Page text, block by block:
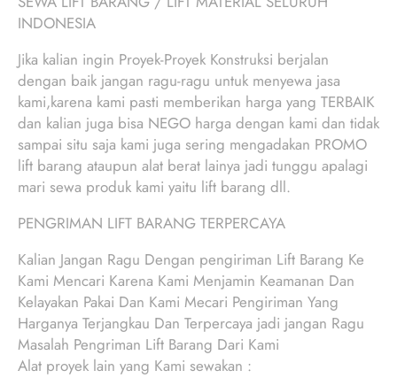
INDONESIA
Jika kalian ingin Proyek-Proyek Konstruksi berjalan
dengan baik jangan ragu-ragu untuk menyewa jasa
kami,karena kami pasti memberikan harga yang TERBAIK
dan kalian juga bisa NEGO harga dengan kami dan tidak
sampai situ saja kami juga sering mengadakan PROMO
lift barang ataupun alat berat lainya jadi tunggu apalagi
mari sewa produk kami yaitu lift barang dll.
PENGRIMAN LIFT BARANG TERPERCAYA
Kalian Jangan Ragu Dengan pengiriman Lift Barang Ke
Kami Mencari Karena Kami Menjamin Keamanan Dan
Kelayakan Pakai Dan Kami Mecari Pengiriman Yang
Harganya Terjangkau Dan Terpercaya jadi jangan Ragu
Masalah Pengriman Lift Barang Dari Kami
Alat proyek lain yang Kami sewakan :